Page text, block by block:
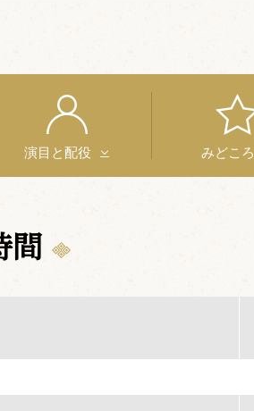
演目と配役 みどころ
間